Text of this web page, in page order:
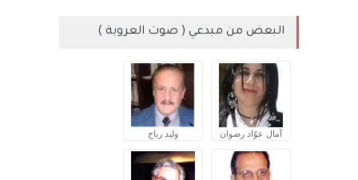
البعض من مبدعي ( صوت العروبة )
آمال عوّاد رضوان وليد رباح